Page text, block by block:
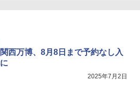
西万博、8月8日まで予約なし入
2025年7月2日